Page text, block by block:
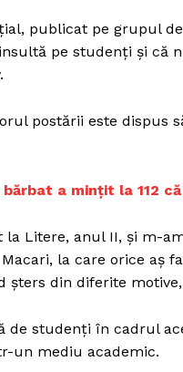
publicat pe grupul de
pe studenţi şi că
postării este dispus
bărbat a mințit la 112
la Litere, anul II, şi m-
la care orice aş
şters din diferite
de studenţi în cadrul
un mediu academic.